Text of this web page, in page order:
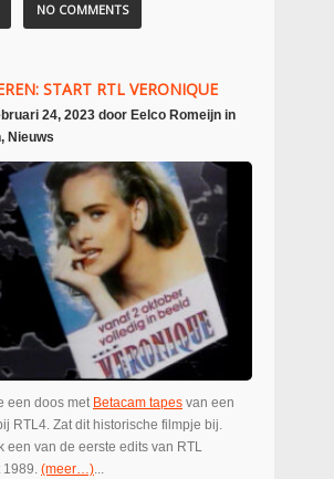
NO COMMENTS
START RTL VERONIQUE
24, 2023 door Eelco Romeijn in
, Nieuws
een doos met Betacam tapes van een
RTL4. Zat dit historische filmpje bij.
een van de eerste edits van RTL
1989. (meer…)...